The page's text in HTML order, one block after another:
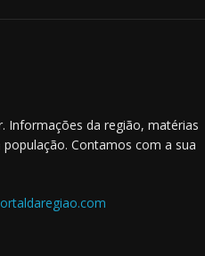
Informações da região, matérias
Contamos com a sua